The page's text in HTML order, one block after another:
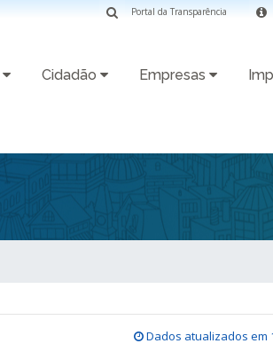
Portal da Transparência
Cidadão Empresas
Dados atualizados em